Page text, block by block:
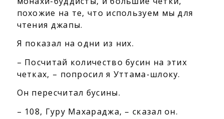
похожие на те, что используем мы для
чтения джапы.
Я показал на одни из них.
– Посчитай количество бусин на этих
четках, – попросил я Уттама-шлоку.
Он пересчитал бусины.
– 108, Гуру Махараджа, – сказал он.